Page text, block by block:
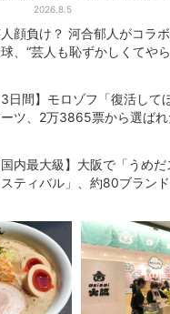
の目指す
2026.8.5
品集結…本店
クッキー缶も
ベント
顔負け？ 河合郁人がコラ
、“芸人も恥ずかしくてや
3日間】モロゾフ「復活して
ツ、2万3865票から選ばれ
国内最大級】大阪で「うめ
スティバル」、約80ブラン